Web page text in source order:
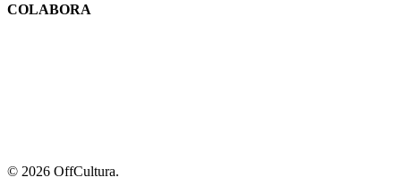
COLABORA
© 2026 OffCultura.